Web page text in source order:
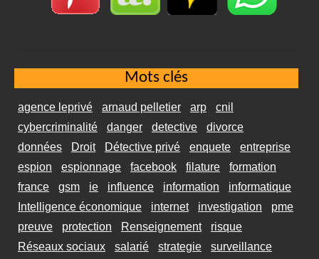
Mots clés
agence leprivé arnaud pelletier arp
cnil
cybercriminalité
danger detective
divorce
données
Droit Détective privé enquete
entreprise
espion
espionnage facebook filature
formation
france
gsm ie influence information
informatique
Intelligence économique
internet investigation
pme
preuve
protection Renseignement
risque
Réseaux sociaux
salarié strategie
surveillance